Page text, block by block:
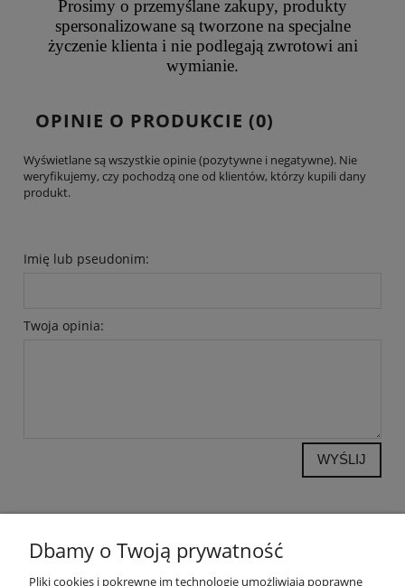
Prosimy o przemyślane zakupy, produkty
spersonalizowane są tworzone na specjalne
życzenie klienta i nie podlegają zwrotowi ani
wymianie.
OPINIE O PRODUKCIE (0)
Wyświetlane są wszystkie opinie (pozytywne i negatywne). Nie
weryfikujemy, czy pochodzą one od klientów, którzy kupili dany
produkt.
Imię lub pseudonim:
Twoja opinia:
WYŚLIJ
Dbamy o Twoją prywatność
Pliki cookies i pokrewne im technologie umożliwiają poprawne